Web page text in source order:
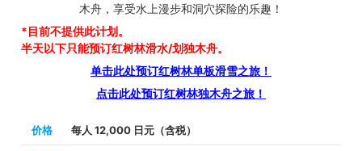
木舟，享受水上漫步和洞穴探险的乐趣！
*目前不提供此计划。
半天以下只能预订红树林滑水/划独木舟。
单击此处预订红树林单板滑雪之旅！
点击此处预订红树林独木舟之旅！
价格 每人 12,000 日元（含税）